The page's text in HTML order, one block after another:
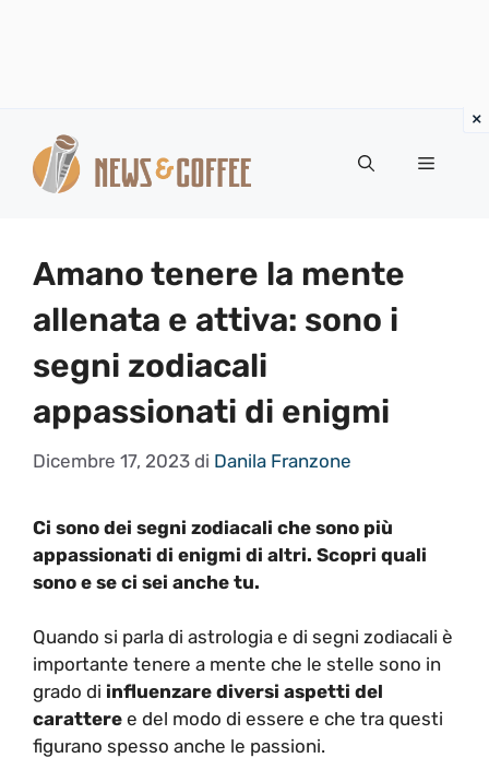
contenuto
Menu
Amano tenere la mente
allenata e attiva: sono i
segni zodiacali
appassionati di enigmi
Dicembre 17, 2023 di Danila Franzone
Ci sono dei segni zodiacali che sono più
appassionati di enigmi di altri. Scopri quali
sono e se ci sei anche tu.
Quando si parla di astrologia e di segni zodiacali è
importante tenere a mente che le stelle sono in
grado di influenzare diversi aspetti del
carattere e del modo di essere e che tra questi
figurano spesso anche le passioni.